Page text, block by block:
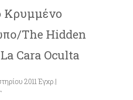
Κρυμμένο
/The Hidden
Cara Oculta
2011 Έγχρ.|